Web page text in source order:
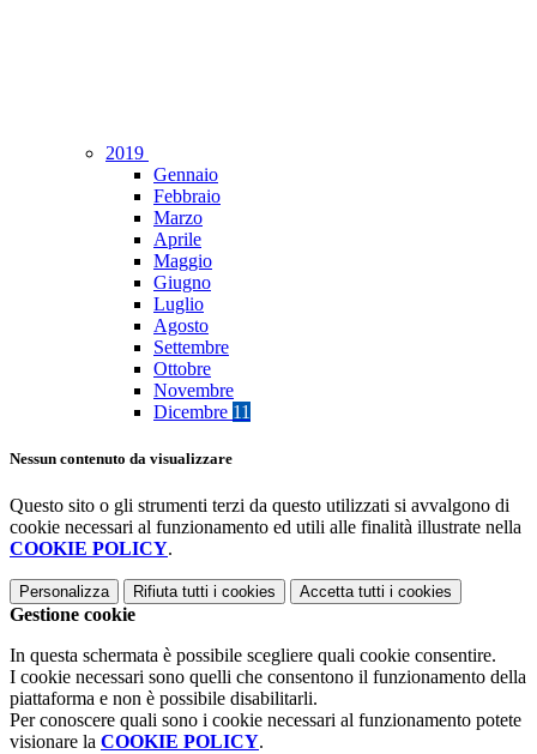
2019
Gennaio
Febbraio
Marzo
Aprile
Maggio
Giugno
Luglio
Agosto
Settembre
Ottobre
Novembre
Dicembre 11
Nessun contenuto da visualizzare
Questo sito o gli strumenti terzi da questo utilizzati si avvalgono di
cookie necessari al funzionamento ed utili alle finalità illustrate nella
COOKIE POLICY.
Personalizza Rifiuta tutti i cookies Accetta tutti i cookies
Gestione cookie
In questa schermata è possibile scegliere quali cookie consentire.
I cookie necessari sono quelli che consentono il funzionamento della
piattaforma e non è possibile disabilitarli.
Per conoscere quali sono i cookie necessari al funzionamento potete
visionare la COOKIE POLICY.